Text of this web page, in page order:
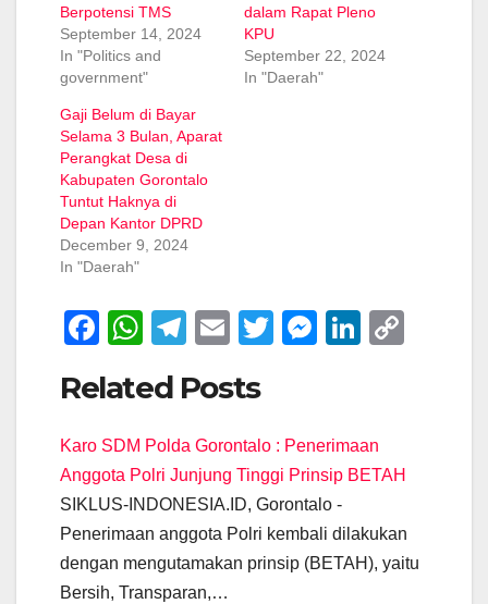
Berpotensi TMS
September 14, 2024
In "Politics and
government"
dalam Rapat Pleno
KPU
September 22, 2024
In "Daerah"
Gaji Belum di Bayar
Selama 3 Bulan, Aparat
Perangkat Desa di
Kabupaten Gorontalo
Tuntut Haknya di
Depan Kantor DPRD
December 9, 2024
In "Daerah"
F
c
e
b
o
o
k
W
at
s
A
p
p
T
e
gr
a
m
E
ail
T
er
M
e
n
g
er
Li
e
dI Li
k
Related Posts
Karo SDM Polda Gorontalo : Penerimaan
Anggota Polri Junjung Tinggi Prinsip BETAH
SIKLUS-INDONESIA.ID, Gorontalo -
Penerimaan anggota Polri kembali dilakukan
dengan mengutamakan prinsip (BETAH), yaitu
Bersih, Transparan,…